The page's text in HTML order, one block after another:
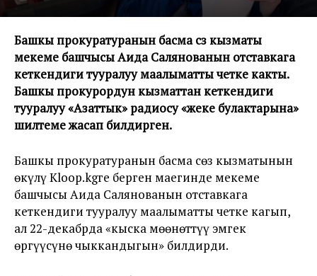
Башкы прокуратуранын басма сөз кызматы
мекеме башчысы Аида Салянованын отставкага
кеткендиги тууралуу маалыматты четке какты.
Башкы прокурордун кызматтан кеткендиги
тууралуу «Азаттык» радиосу «жеке булактарына»
шилтеме жасап билдирген.
Башкы прокуратуранын басма сөз кызматынын
өкүлү Kloop.kgге берген маегинде мекеме
башчысы Аида Салянованын отставкага
кеткендиги тууралуу маалыматты четке кагып,
ал 22-декабрда «кыска мөөнөттүү эмгек
өргүүсүнө чыккандыгын» билдирди.